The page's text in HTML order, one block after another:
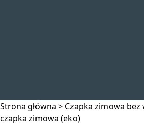
Strona główna > Czapka zimowa bez
czapka zimowa (eko)